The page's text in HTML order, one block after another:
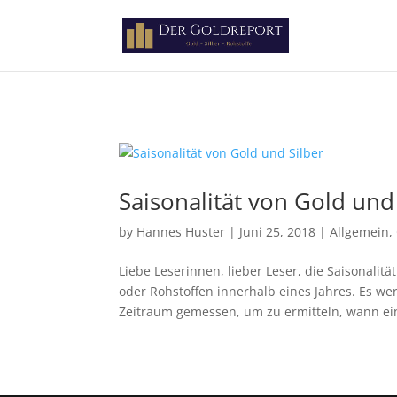
Saisonalität von Gold
by Hannes Huster | Juni 25, 2018 |Allgemein,
Liebe Leserinnen, lieber Leser, die
oder Rohstoffen innerhalb eines Jahres. Es
Zeitraum gemessen, um zu ermitteln, wann